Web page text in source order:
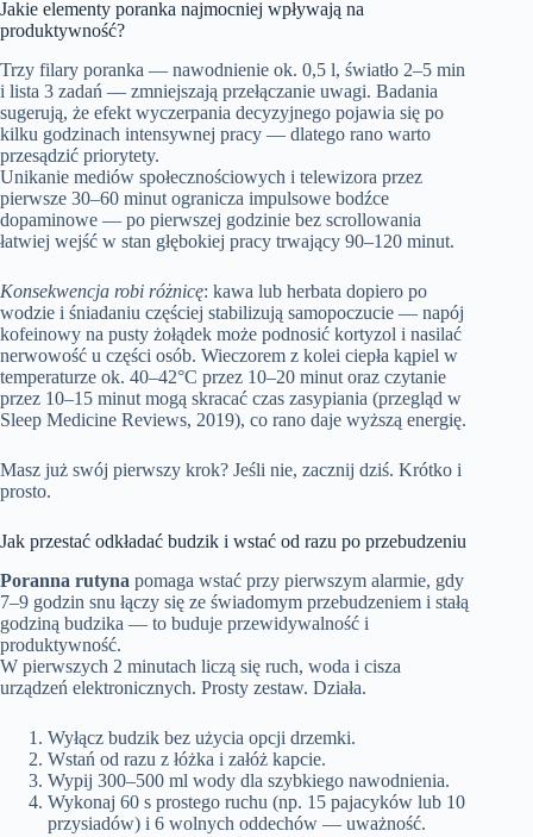
Jakie elementy poranka najmocniej wpływają na
produktywność?
Trzy filary poranka — nawodnienie ok. 0,5 l, światło 2–5 min
i lista 3 zadań — zmniejszają przełączanie uwagi. Badania
sugerują, że efekt wyczerpania decyzyjnego pojawia się po
kilku godzinach intensywnej pracy — dlatego rano warto
przesądzić priorytety.
Unikanie mediów społecznościowych i telewizora przez
pierwsze 30–60 minut ogranicza impulsowe bodźce
dopaminowe — po pierwszej godzinie bez scrollowania
łatwiej wejść w stan głębokiej pracy trwający 90–120 minut.
Konsekwencja robi różnicę: kawa lub herbata dopiero po
wodzie i śniadaniu częściej stabilizują samopoczucie — napój
kofeinowy na pusty żołądek może podnosić kortyzol i nasilać
nerwowość u części osób. Wieczorem z kolei ciepła kąpiel w
temperaturze ok. 40–42°C przez 10–20 minut oraz czytanie
przez 10–15 minut mogą skracać czas zasypiania (przegląd w
Sleep Medicine Reviews, 2019), co rano daje wyższą energię.
Masz już swój pierwszy krok? Jeśli nie, zacznij dziś. Krótko i
prosto.
Jak przestać odkładać budzik i wstać od razu po przebudzeniu
Poranna rutyna pomaga wstać przy pierwszym alarmie, gdy
7–9 godzin snu łączy się ze świadomym przebudzeniem i stałą
godziną budzika — to buduje przewidywalność i
produktywność.
W pierwszych 2 minutach liczą się ruch, woda i cisza
urządzeń elektronicznych. Prosty zestaw. Działa.
Wyłącz budzik bez użycia opcji drzemki.
Wstań od razu z łóżka i załóż kapcie.
Wypij 300–500 ml wody dla szybkiego nawodnienia.
Wykonaj 60 s prostego ruchu (np. 15 pajacyków lub 10
przysiadów) i 6 wolnych oddechów — uważność.